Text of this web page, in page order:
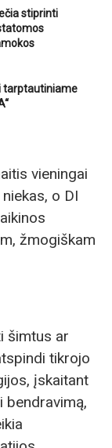
stiprinti
tarptautiniame
vieningai
o DI
žmogiškam
šimtus ar
tikrojo
įskaitant
bendravimą,